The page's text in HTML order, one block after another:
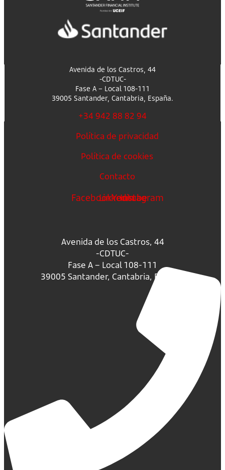
Avenida de los Castros, 44
-CDTUC-
Fase A – Local 108-111
39005 Santander, Cantabria, España.
+34 942 88 82 94
Política de privacidad
Política de cookies
Contacto
FacebookLinkedin
Youtube
Instagram
Avenida de los Castros, 44
-CDTUC-
Fase A – Local 108-111
39005 Santander, Cantabria, España.